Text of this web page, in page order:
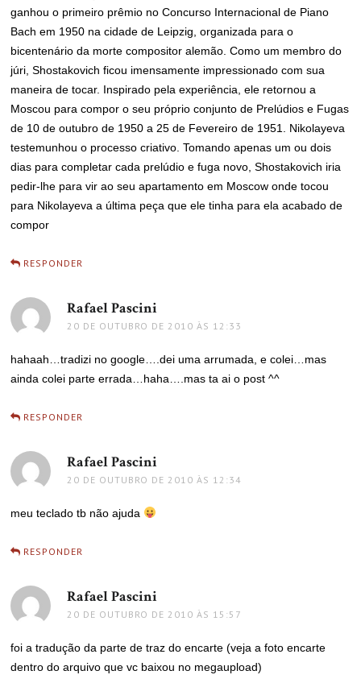
ganhou o primeiro prêmio no Concurso Internacional de Piano
Bach em 1950 na cidade de Leipzig, organizada para o
bicentenário da morte compositor alemão. Como um membro do
júri, Shostakovich ficou imensamente impressionado com sua
maneira de tocar. Inspirado pela experiência, ele retornou a
Moscou para compor o seu próprio conjunto de Prelúdios e Fugas
de 10 de outubro de 1950 a 25 de Fevereiro de 1951. Nikolayeva
testemunhou o processo criativo. Tomando apenas um ou dois
dias para completar cada prelúdio e fuga novo, Shostakovich iria
pedir-lhe para vir ao seu apartamento em Moscow onde tocou
para Nikolayeva a última peça que ele tinha para ela acabado de
compor
RESPONDER
Rafael Pascini
20 DE OUTUBRO DE 2010 ÀS 12:33
hahaah…tradizi no google….dei uma arrumada, e colei…mas
ainda colei parte errada…haha….mas ta ai o post ^^
RESPONDER
Rafael Pascini
20 DE OUTUBRO DE 2010 ÀS 12:34
meu teclado tb não ajuda
RESPONDER
Rafael Pascini
20 DE OUTUBRO DE 2010 ÀS 15:57
foi a tradução da parte de traz do encarte (veja a foto encarte
dentro do arquivo que vc baixou no megaupload)